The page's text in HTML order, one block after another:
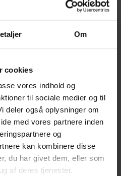
Om
cookies
vores indhold og
til sociale medier og til
deler også oplysninger om
med vores partnere inden
og
kan kombinere disse
du har givet dem, eller som
af deres tjenester.
Mette-Marit:
i land
beklager nu sin hårde
20:47